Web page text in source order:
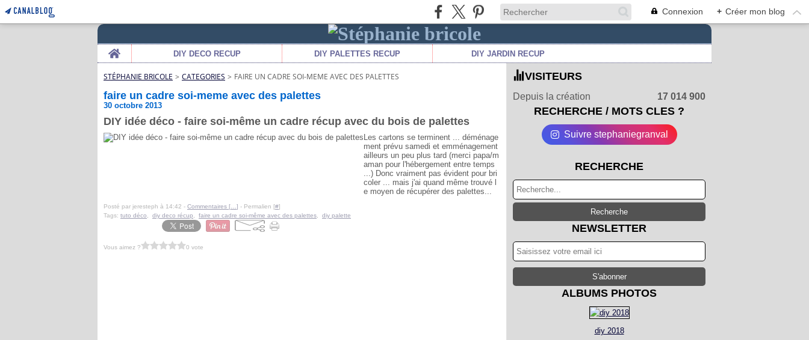
Connexion + Créer mon blog
Home
DIY DECO RECUP DIY PALETTES RECUP DIY JARDIN RECUP
STÉPHANIE BRICOLE > CATEGORIES > FAIRE UN CADRE SOI-MEME AVEC DES PALETTES
faire un cadre soi-meme avec des palettes
30 octobre 2013
DIY idée déco - faire soi-même un cadre récup avec du bois de palettes
Les cartons se terminent ... déménage
ment prévu samedi et emménagement
ailleurs un peu plus tard (merci papa/m
aman pour l'hébergement entre temps
...) Donc vraiment pas évident pour bri
coler ... mais j'ai quand même trouvé l
e moyen de récupérer des palettes...
Posté par jeresteph à 14:42 - Commentaires [ ] - Permalien [#]
Tags: tuto déco diy deco récup faire un cadre soi-même avec des palettes diy palette
Vous aimez ? 0 vote
VISITEURS
Depuis la création 17 014 900
RECHERCHE / MOTS CLES ?
Suivre stephaniegranval
RECHERCHE
NEWSLETTER
ALBUMS PHOTOS
diy 2018